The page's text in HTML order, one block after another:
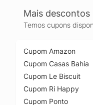
Mais descontos
Temos cupons
Cupom Amazon
Cupom Casas Bahia
Cupom Le Biscuit
Cupom Ri Happy
Cupom Ponto